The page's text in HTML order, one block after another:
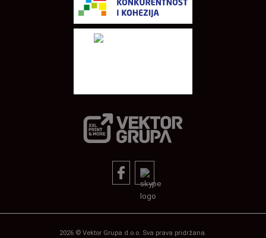
2026 © Vektor Grupa d.o.o. Sva prava pridržana.